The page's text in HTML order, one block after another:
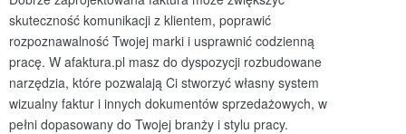
skuteczność komunikacji z klientem, poprawić
rozpoznawalność Twojej marki i usprawnić codzienną
pracę. W afaktura.pl masz do dyspozycji rozbudowane
narzędzia, które pozwalają Ci stworzyć własny system
wizualny faktur i innych dokumentów sprzedażowych, w
pełni dopasowany do Twojej branży i stylu pracy.